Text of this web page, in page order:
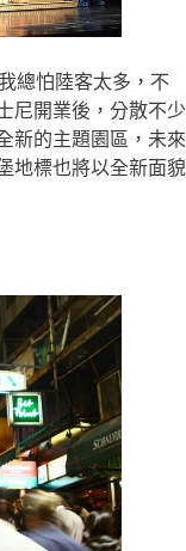
總怕陸客太多，不
尼開業後，分散不少
新的主題園區，未來
地標也將以全新面貌